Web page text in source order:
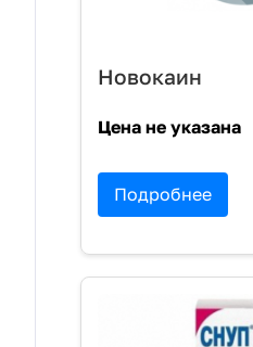
Новокаин
Цена не указана
Подробнее